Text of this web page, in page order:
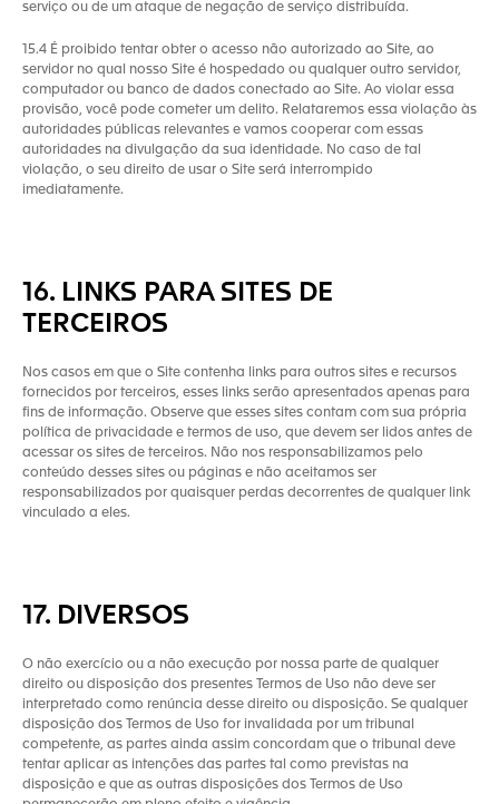
serviço ou de um ataque de negação de serviço distribuída.
15.4 É proibido tentar obter o acesso não autorizado ao Site, ao
servidor no qual nosso Site é hospedado ou qualquer outro servidor,
computador ou banco de dados conectado ao Site. Ao violar essa
provisão, você pode cometer um delito. Relataremos essa violação às
autoridades públicas relevantes e vamos cooperar com essas
autoridades na divulgação da sua identidade. No caso de tal
violação, o seu direito de usar o Site será interrompido
imediatamente.
16. LINKS PARA SITES DE
TERCEIROS
Nos casos em que o Site contenha links para outros sites e recursos
fornecidos por terceiros, esses links serão apresentados apenas para
fins de informação. Observe que esses sites contam com sua própria
política de privacidade e termos de uso, que devem ser lidos antes de
acessar os sites de terceiros. Não nos responsabilizamos pelo
conteúdo desses sites ou páginas e não aceitamos ser
responsabilizados por quaisquer perdas decorrentes de qualquer link
vinculado a eles.
17. DIVERSOS
O não exercício ou a não execução por nossa parte de qualquer
direito ou disposição dos presentes Termos de Uso não deve ser
interpretado como renúncia desse direito ou disposição. Se qualquer
disposição dos Termos de Uso for invalidada por um tribunal
competente, as partes ainda assim concordam que o tribunal deve
tentar aplicar as intenções das partes tal como previstas na
disposição e que as outras disposições dos Termos de Uso